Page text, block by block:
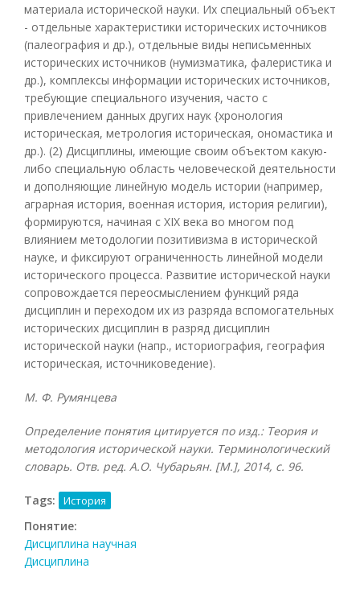
материала исторической науки. Их специальный объект
- отдельные характеристики исторических источников
(палеография и др.), отдельные виды неписьменных
исторических источников (нумизматика, фалеристика и
др.), комплексы информации исторических источников,
требующие специального изучения, часто с
привлечением данных других наук {хронология
историческая, метрология историческая, ономастика и
др.). (2) Дисциплины, имеющие своим объектом какую-
либо специальную область человеческой деятельности
и дополняющие линейную модель истории (например,
аграрная история, военная история, история религии),
формируются, начиная с XIX века во многом под
влиянием методологии позитивизма в исторической
науке, и фиксируют ограниченность линейной модели
исторического процесса. Развитие исторической науки
сопровождается переосмыслением функций ряда
дисциплин и переходом их из разряда вспомогательных
исторических дисциплин в разряд дисциплин
исторической науки (напр., историография, география
историческая, источниковедение).
М. Ф. Румянцева
Определение понятия цитируется по изд.: Теория и
методология исторической науки. Терминологический
словарь. Отв. ред. А.О. Чубарьян. [М.], 2014, с. 96.
Tags: История
Понятие:
Дисциплина научная
Дисциплина